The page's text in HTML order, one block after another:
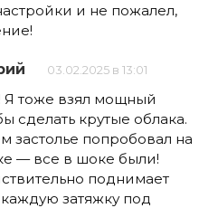
и не пожалел,
03.02.2025 в 13:01
Я тоже взял мощный
сделать крутые облака.
застолье попробовал на
— все в шоке были!
поднимает
затяжку под